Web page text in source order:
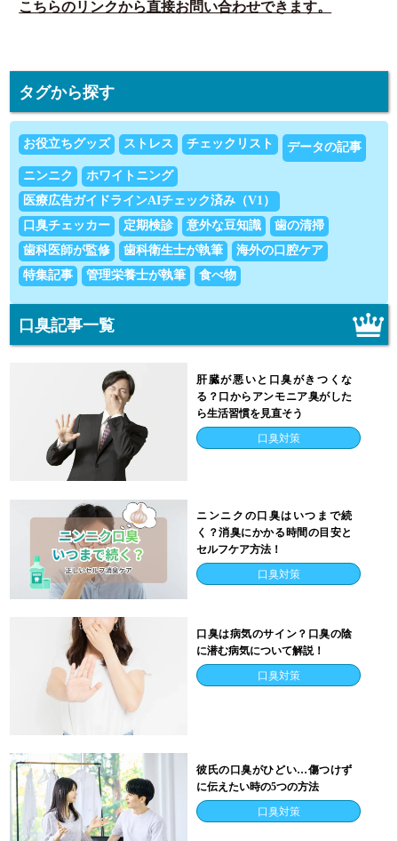
こちらのリンクから直接お問い合わせできます。
タグから探す
お役立ちグッズ ストレス チェックリスト データの記事
ニンニク
ホワイトニング
医療広告ガイドラインAIチェック済み（V1）
口臭チェッカー
定期検診 意外な豆知識
歯の清掃
歯科医師が監修
歯科衛生士が執筆
海外の口腔ケア
特集記事
管理栄養士が執筆 食べ物
口臭記事一覧
肝臓が悪いと口臭がきつくな
る？口からアンモニア臭がした
ら生活習慣を見直そう
口臭対策
ニンニクの口臭はいつまで続
く？消臭にかかる時間の目安と
セルフケア方法！
口臭対策
口臭は病気のサイン？口臭の陰
に潜む病気について解説！
口臭対策
彼氏の口臭がひどい…傷つけず
に伝えたい時の5つの方法
口臭対策